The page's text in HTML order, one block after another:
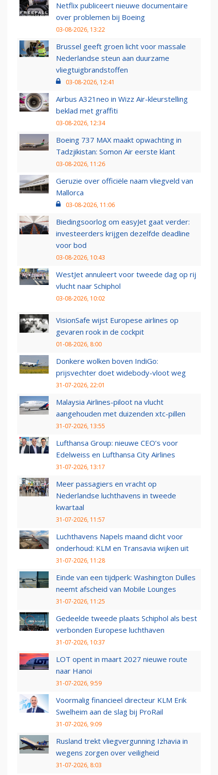
Netflix publiceert nieuwe documentaire
over problemen bij Boeing
03-08-2026, 13:22
Brussel geeft groen licht voor massale
Nederlandse steun aan duurzame
vliegtuigbrandstoffen
03-08-2026, 12:41
Airbus A321neo in Wizz Air-kleurstelling
beklad met graffiti
03-08-2026, 12:34
Boeing 737 MAX maakt opwachting in
Tadzjikistan: Somon Air eerste klant
03-08-2026, 11:26
Geruzie over officiële naam vliegveld van
Mallorca
03-08-2026, 11:06
Biedingsoorlog om easyJet gaat verder:
investeerders krijgen dezelfde deadline
voor bod
03-08-2026, 10:43
WestJet annuleert voor tweede dag op rij
vlucht naar Schiphol
03-08-2026, 10:02
VisionSafe wijst Europese airlines op
gevaren rook in de cockpit
01-08-2026, 8:00
Donkere wolken boven IndiGo:
prijsvechter doet widebody-vloot weg
31-07-2026, 22:01
Malaysia Airlines-piloot na vlucht
aangehouden met duizenden xtc-pillen
31-07-2026, 13:55
Lufthansa Group: nieuwe CEO’s voor
Edelweiss en Lufthansa City Airlines
31-07-2026, 13:17
Meer passagiers en vracht op
Nederlandse luchthavens in tweede
kwartaal
31-07-2026, 11:57
Luchthavens Napels maand dicht voor
onderhoud: KLM en Transavia wijken uit
31-07-2026, 11:28
Einde van een tijdperk: Washington Dulles
neemt afscheid van Mobile Lounges
31-07-2026, 11:25
Gedeelde tweede plaats Schiphol als best
verbonden Europese luchthaven
31-07-2026, 10:37
LOT opent in maart 2027 nieuwe route
naar Hanoi
31-07-2026, 9:59
Voormalig financieel directeur KLM Erik
Swelheim aan de slag bij ProRail
31-07-2026, 9:09
Rusland trekt vliegvergunning Izhavia in
wegens zorgen over veiligheid
31-07-2026, 8:03